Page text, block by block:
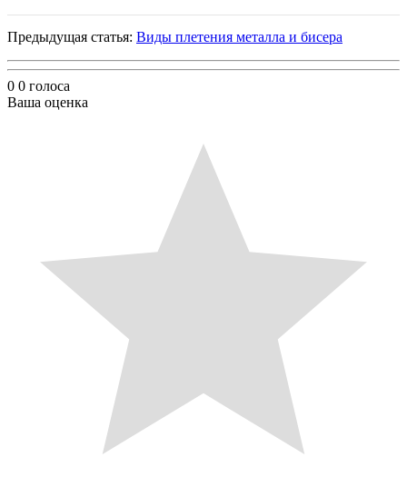
Предыдущая статья: Виды плетения металла и бисера
0 0 голоса
Ваша оценка